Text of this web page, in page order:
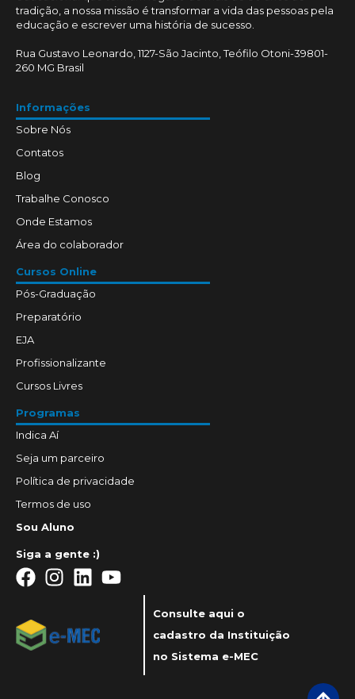
tradição, a nossa missão é transformar a vida das pessoas pela
educação e escrever uma história de sucesso.
Rua Gustavo Leonardo, 1127-São Jacinto, Teófilo Otoni-39801-
260 MG Brasil
Informações
Sobre Nós
Contatos
Blog
Trabalhe Conosco
Onde Estamos
Área do colaborador
Cursos Online
Pós-Graduação
Preparatório
EJA
Profissionalizante
Cursos Livres
Programas
Indica Aí
Seja um parceiro
Política de privacidade
Termos de uso
Sou Aluno
Siga a gente :)
Consulte aqui o
cadastro da Instituição
no Sistema e-MEC